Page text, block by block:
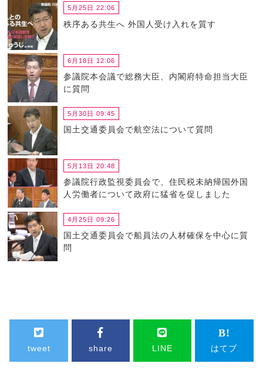
5月25日 22:06
秩序ある共生へ 外国人受け入れを質す
6月18日 12:06
参議院本会議で総務大臣、内閣府特命担当大臣
に質問
5月30日 09:45
国土交通委員会で航空法について質問
5月13日 20:48
参議院行政監視委員会で、住民税未納帰国外国
人労働者について政府に猛省を促しました
4月25日 09:26
国土交通委員会で船員法の人材確保を中心に質
問
tweet share LINE はてブ